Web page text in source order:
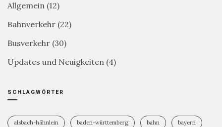
Allgemein (12)
Bahnverkehr (22)
Busverkehr (30)
Updates und Neuigkeiten (4)
SCHLAGWÖRTER
alsbach-hähnlein baden-württemberg bahn bayern